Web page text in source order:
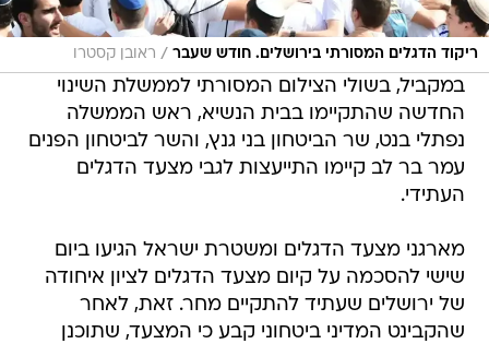
ריקוד הדגלים המסורתי בירושלים. חודש שעבר / ראובן קסטרו
במקביל, בשולי הצילום המסורתי לממשלת השינוי
החדשה שהתקיימו בבית הנשיא, ראש הממשלה
נפתלי בנט, שר הביטחון בני גנץ, והשר לביטחון הפנים
עמר בר לב קיימו התייעצות לגבי מצעד הדגלים
העתידי.
מארגני מצעד הדגלים ומשטרת ישראל הגיעו ביום
שישי להסכמה על קיום מצעד הדגלים לציון איחודה
של ירושלים שעתיד להתקיים מחר. זאת, לאחר
שהקבינט המדיני ביטחוני קבע כי המצעד, שתוכנן